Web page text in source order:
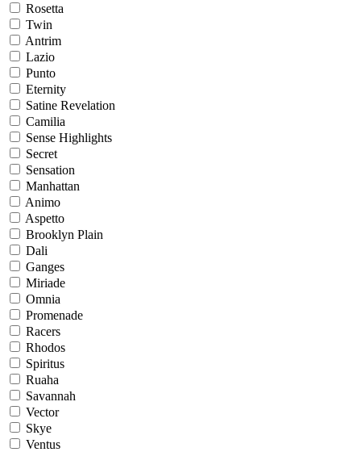
Rosetta
Twin
Antrim
Lazio
Punto
Eternity
Satine Revelation
Camilia
Sense Highlights
Secret
Sensation
Manhattan
Animo
Aspetto
Brooklyn Plain
Dali
Ganges
Miriade
Omnia
Promenade
Racers
Rhodos
Spiritus
Ruaha
Savannah
Vector
Skye
Ventus